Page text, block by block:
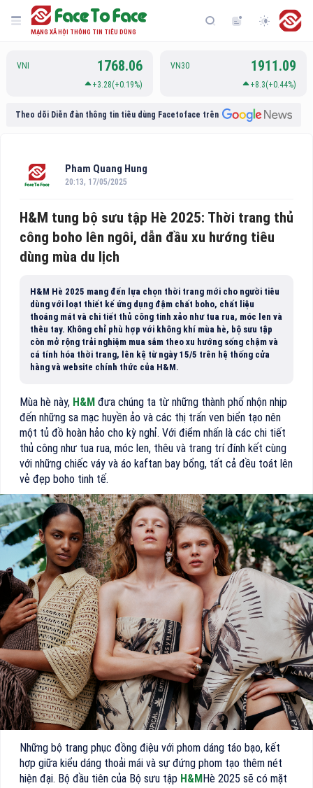
MẠNG XÃ HỘI THÔNG TIN TIÊU DÙNG
VNI 1768.06
+3.28(+0.19%)
VN30 1911.09
+8.3(+0.44%)
Theo dõi Diễn đàn thông tin tiêu dùng Facetoface trên
Pham Quang Hung
20:13, 17/05/2025
H&M tung bộ sưu tập Hè 2025: Thời trang thủ
công boho lên ngôi, dẫn đầu xu hướng tiêu
dùng mùa du lịch
H&M Hè 2025 mang đến lựa chọn thời trang mới cho người tiêu
dùng với loạt thiết kế ứng dụng đậm chất boho, chất liệu
thoáng mát và chi tiết thủ công tinh xảo như tua rua, móc len và
thêu tay. Không chỉ phù hợp với không khí mùa hè, bộ sưu tập
còn mở rộng trải nghiệm mua sắm theo xu hướng sống chậm và
cá tính hóa thời trang, lên kệ từ ngày 15/5 trên hệ thống cửa
hàng và website chính thức của H&M.
Mùa hè này, H&M đưa chúng ta từ những thành phố nhộn nhịp
đến những sa mạc huyền ảo và các thị trấn ven biển tạo nên
một tủ đồ hoàn hảo cho kỳ nghỉ. Với điểm nhấn là các chi tiết
thủ công như tua rua, móc len, thêu và trang trí đính kết cùng
với những chiếc váy và áo kaftan bay bổng, tất cả đều toát lên
vẻ đẹp boho tinh tế.
Những bộ trang phục đồng điệu với phom dáng táo bạo, kết
hợp giữa kiểu dáng thoải mái và sự đứng phom tạo thêm nét
hiện đại. Bộ đầu tiên của Bộ sưu tập H&MHè 2025 sẽ có mặt